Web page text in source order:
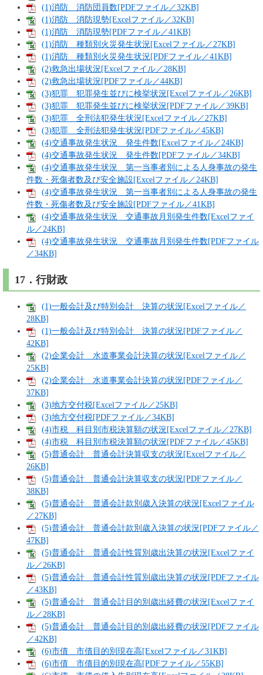
(1)消防 消防団員数[PDFファイル／32KB]
(1)消防 消防現勢[Excelファイル／32KB]
(1)消防 消防現勢[PDFファイル／41KB]
(1)消防 種類別火災発生状況[Excelファイル／27KB]
(1)消防 種類別火災発生状況[PDFファイル／41KB]
(2)救急出場状況[Excelファイル／28KB]
(2)救急出場状況[PDFファイル／44KB]
(3)犯罪 犯罪発生並びに検挙状況[Excelファイル／26KB]
(3)犯罪 犯罪発生並びに検挙状況[PDFファイル／39KB]
(3)犯罪 全刑法犯発生状況[Excelファイル／27KB]
(3)犯罪 全刑法犯発生状況[PDFファイル／45KB]
(4)交通事故発生状況 発生件数[Excelファイル／24KB]
(4)交通事故発生状況 発生件数[PDFファイル／34KB]
(4)交通事故発生状況 第一当事者別による人身事故の発生
件数・死傷者数及び安全施設[Excelファイル／24KB]
(4)交通事故発生状況 第一当事者別による人身事故の発生
件数・死傷者数及び安全施設[PDFファイル／41KB]
(4)交通事故発生状況 交通事故月別発生件数[Excelファイ
ル／24KB]
(4)交通事故発生状況 交通事故月別発生件数[PDFファイル
／34KB]
17．行財政
(1)一般会計及び特別会計 決算の状況[Excelファイル／
28KB]
(1)一般会計及び特別会計 決算の状況[PDFファイル／
42KB]
(2)企業会計 水道事業会計決算の状況[Excelファイル／
25KB]
(2)企業会計 水道事業会計決算の状況[PDFファイル／
37KB]
(3)地方交付税[Excelファイル／25KB]
(3)地方交付税[PDFファイル／34KB]
(4)市税 科目別市税決算額の状況[Excelファイル／27KB]
(4)市税 科目別市税決算額の状況[PDFファイル／45KB]
(5)普通会計 普通会計決算収支の状況[Excelファイル／
26KB]
(5)普通会計 普通会計決算収支の状況[PDFファイル／
38KB]
(5)普通会計 普通会計款別歳入決算の状況[Excelファイル
／27KB]
(5)普通会計 普通会計款別歳入決算の状況[PDFファイル／
47KB]
(5)普通会計 普通会計性質別歳出決算の状況[Excelファイ
ル／26KB]
(5)普通会計 普通会計性質別歳出決算の状況[PDFファイル
／43KB]
(5)普通会計 普通会計目的別歳出経費の状況[Excelファイ
ル／28KB]
(5)普通会計 普通会計目的別歳出経費の状況[PDFファイル
／42KB]
(6)市債 市債目的別現在高[Excelファイル／31KB]
(6)市債 市債目的別現在高[PDFファイル／55KB]